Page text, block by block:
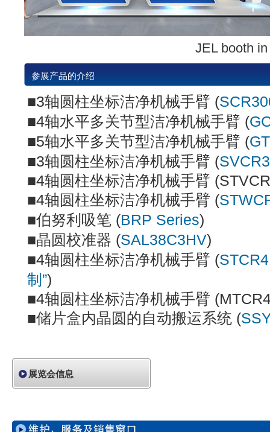
JEL booth
参展产品的介绍
■3轴圆柱坐标洁净机械手臂 (
■4轴水平多关节型洁净机械手臂 (
■5轴水平多关节型洁净机械手臂 (
■3轴圆柱坐标洁净机械手臂 (
■4轴圆柱坐标洁净机械手臂
■4轴圆柱坐标洁净机械手臂 (
■伯努利吸笔 (BRP Series)
■晶圆校准器 (SAL38C3HV)
■4轴圆柱坐标洁净机械手臂 (
制”)
■4轴圆柱坐标洁净机械手臂
■储片盒内晶圆的自动搬运系统 (
展览会信息